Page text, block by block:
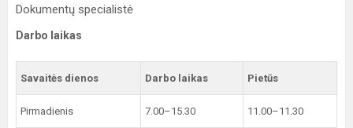
Dokumentų specialistė
Darbo laikas
Savaitės dienos Darbo laikas Pietūs
Pirmadienis 7.00–15.30 11.00–11.30